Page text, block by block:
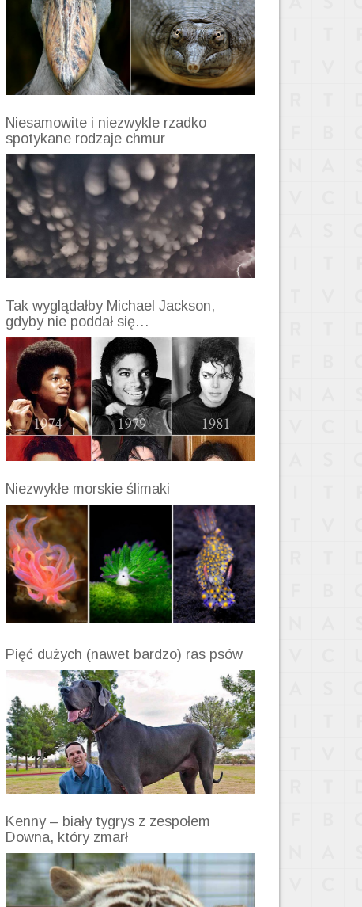
Niesamowite i niezwykle rzadko
spotykane rodzaje chmur
Tak wyglądałby Michael Jackson,
gdyby nie poddał się…
Niezwykłe morskie ślimaki
Pięć dużych (nawet bardzo) ras psów
Kenny – biały tygrys z zespołem
Downa, który zmarł